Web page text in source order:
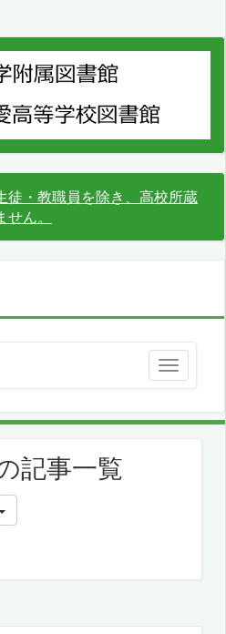
徒・教職員を除き、高校所蔵
ん。
記事一覧